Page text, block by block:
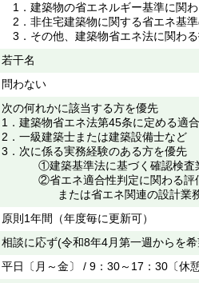
1．建築物の省エネルギー基準に関
2．非住宅建築物に関する省エネ基
3．その他、建築物省エネ法に関わ
若干名
問わない
次の何れかに該当する方を優先
1．建築物省エネ法第45条に定める適
2．一級建築士または建築設備士など
3．次に係る実務経験のある方を優先
①建築基準法に基づく確認検査
②省エネ適合性判定に関わる評
または省エネ関連の設計業務
原則1年間（年度毎に更新可）
相談に応ず(令和8年4月第一週からを希
平日〔月～金〕 / 9：30～17：30〔休